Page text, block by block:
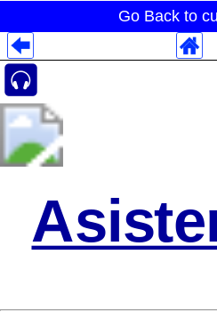
Go Back to
Despliegues Analytics
Despliegues Totales
Despliegues por Rubros